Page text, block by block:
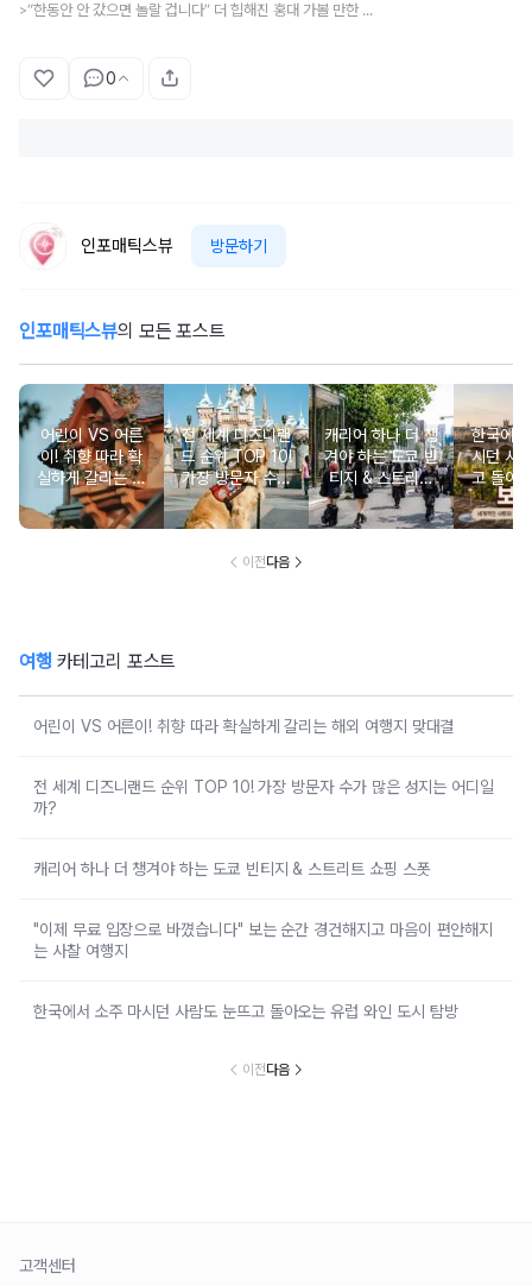
> “한동안 안 갔으면 놀랄 겁니다” 더 힙해진 홍대 가볼 만한 곳 TOP 4
0
인포매틱스뷰 방문하기
인포매틱스뷰의 모든 포스트
어린이 VS 어른
이! 취향 따라 확
실하게 갈리는 해
외 여행지 맞대결
전 세계 디즈니랜
드 순위 TOP 10!
가장 방문자 수가
많은 성지는 어디
일까?
캐리어 하나 더 챙
겨야 하는 도쿄 빈
티지 & 스트리트
쇼핑 스폿
한국에
시던 사
고 돌아
와인 도
이전다음
여행 카테고리 포스트
어린이 VS 어른이! 취향 따라 확실하게 갈리는 해외 여행지 맞대결
전 세계 디즈니랜드 순위 TOP 10! 가장 방문자 수가 많은 성지는 어디일
까?
캐리어 하나 더 챙겨야 하는 도쿄 빈티지 & 스트리트 쇼핑 스폿
"이제 무료 입장으로 바꼈습니다" 보는 순간 경건해지고 마음이 편안해지
는 사찰 여행지
한국에서 소주 마시던 사람도 눈뜨고 돌아오는 유럽 와인 도시 탐방
이전다음
고객센터